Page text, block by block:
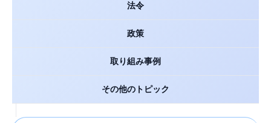
法令
政策
取り組み事例
その他のトピック